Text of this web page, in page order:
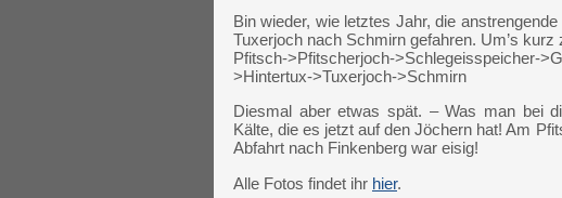
Bin wieder, wie letztes Jahr, die
Tuxerjoch nach Schmirn gefahren. Um’s kurz
Pfitsch->Pfitscherjoch->Schlegeisspeicher-
>Hintertux->Tuxerjoch->Schmirn
Diesmal aber etwas spät. – Was man bei
Kälte, die es jetzt auf den Jöchern hat! Am
Abfahrt nach Finkenberg war eisig!
Alle Fotos findet ihr hier.